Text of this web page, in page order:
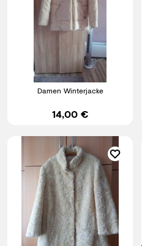
Damen Winterjacke
14,00 €